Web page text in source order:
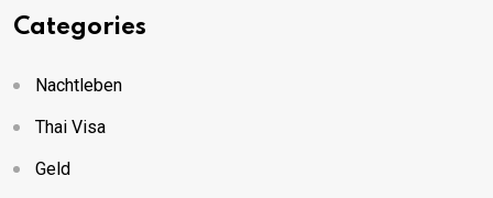
Categories
Nachtleben
Thai Visa
Geld